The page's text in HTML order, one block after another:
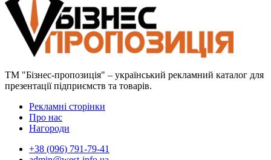
ТМ "Бізнес-пропозиція" – український рекламний каталог для
презентації підприємств та товарів.
Рекламні сторінки
Про нас
Нагороди
+38 (096) 791-79-41